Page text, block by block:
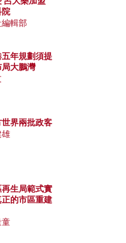
院
編輯部
五年規劃須提
局大鵬灣
世界兩批政客
雄
再生局範式實
正的市區重建
童